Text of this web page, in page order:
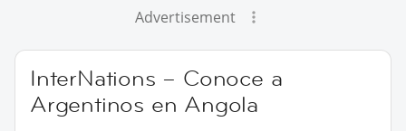
Advertisement
InterNations – Conoce a
Argentinos en Angola